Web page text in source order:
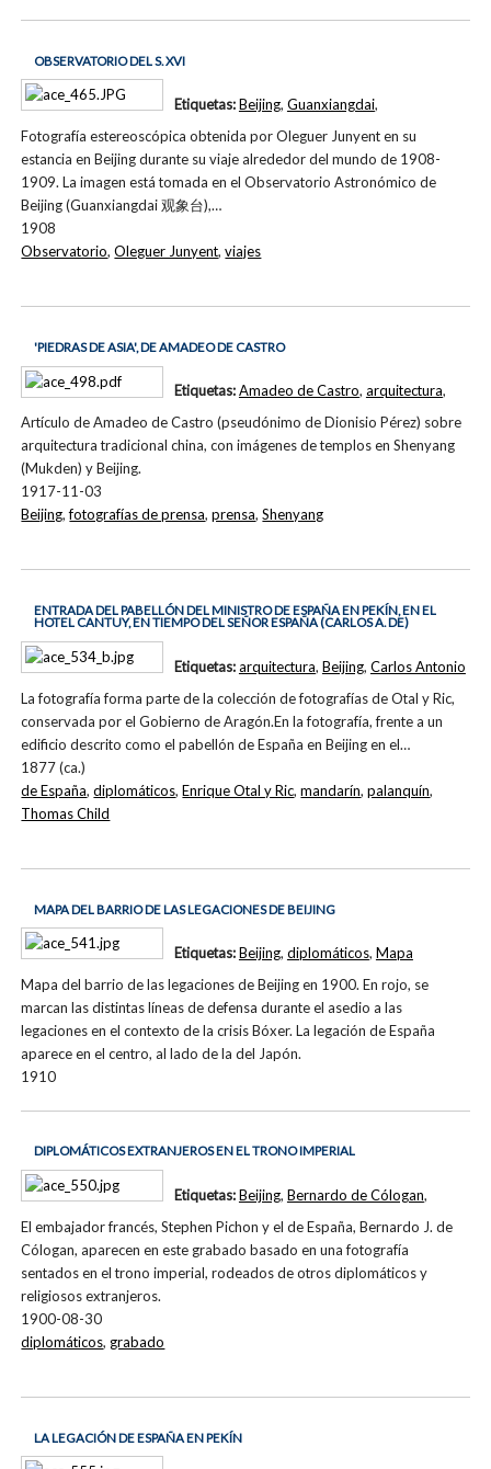
OBSERVATORIO DEL S. XVI
Fotografía estereoscópica obtenida por Oleguer Junyent en su
estancia en Beijing durante su viaje alrededor del mundo de 1908-
1909. La imagen está tomada en el Observatorio Astronómico de
Beijing (Guanxiangdai 观象台),…
1908
Etiquetas:Beijing, Guanxiangdai,
Observatorio,Oleguer Junyent,viajes
'PIEDRAS DE ASIA', DE AMADEO DE CASTRO
Artículo de Amadeo de Castro (pseudónimo de Dionisio Pérez) sobre
arquitectura tradicional china, con imágenes de templos en Shenyang
(Mukden) y Beijing.
1917-11-03
Etiquetas:Amadeo de Castro, arquitectura,
Beijing,fotografías de prensa,prensa,Shenyang
ENTRADA DEL PABELLÓN DEL MINISTRO DE ESPAÑA EN PEKÍN, EN EL
HOTEL CANTUY, EN TIEMPO DEL SEÑOR ESPAÑA (CARLOS A. DE)
La fotografía forma parte de la colección de fotografías de Otal y Ric,
conservada por el Gobierno de Aragón.En la fotografía, frente a un
edificio descrito como el pabellón de España en Beijing en el…
1877 (ca.)
Etiquetas:arquitectura, Beijing, Carlos Antonio
de España,diplomáticos,Enrique Otal y Ric,mandarín,palanquín,
Thomas Child
MAPA DEL BARRIO DE LAS LEGACIONES DE BEIJING
Mapa del barrio de las legaciones de Beijing en 1900. En rojo, se
marcan las distintas líneas de defensa durante el asedio a las
legaciones en el contexto de la crisis Bóxer. La legación de España
aparece en el centro, al lado de la del Japón.
1910
Etiquetas:Beijing, diplomáticos, Mapa
DIPLOMÁTICOS EXTRANJEROS EN EL TRONO IMPERIAL
El embajador francés, Stephen Pichon y el de España, Bernardo J. de
Cólogan, aparecen en este grabado basado en una fotografía
sentados en el trono imperial, rodeados de otros diplomáticos y
religiosos extranjeros.
1900-08-30
Etiquetas:Beijing, Bernardo de Cólogan,
diplomáticos, grabado
LA LEGACIÓN DE ESPAÑA EN PEKÍN